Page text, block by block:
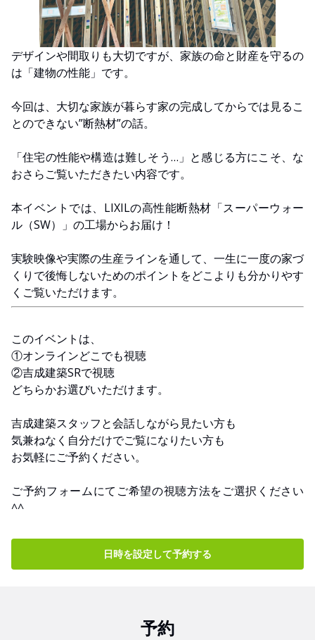
デザインや間取りも大切ですが、家族の命と財産を守るの
は「建物の性能」です。
今回は、大切な家族が暮らす家の完成してからでは見るこ
とのできない”断熱材”の話。
「住宅の性能や構造は難しそう…」と感じる方にこそ、な
おさらご覧いただきたい内容です。
本イベントでは、LIXILの高性能断熱材「スーパーウォー
ル（SW）」の工場からお届け！
実験映像や実際の生産ラインを通して、一生に一度の家づ
くりで後悔しないためのポイントをどこよりも分かりやす
くご覧いただけます。
このイベントは、
①オンラインどこでも視聴
②吉成建築SRで視聴
どちらかお選びいただけます。
吉成建築スタッフと会話しながら見たい方も
気兼ねなく自分だけでご覧になりたい方も
お気軽にご予約ください。
ご予約フォームにてご希望の視聴方法をご選択ください
^^
日時を設定して予約する
予約